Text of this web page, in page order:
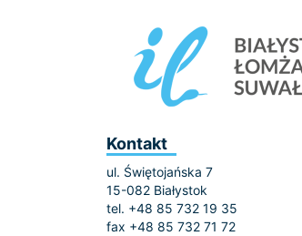
Kontakt
ul. Świętojańska 7
15-082 Białystok
tel. +48 85 732 19 35
fax +48 85 732 71 72